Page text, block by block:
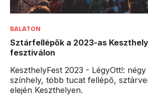
BALATON
Sztárfellépők a 2023-as
fesztiválon
KeszthelyFest 2023 - LégyOtt!:
színhely, több tucat fellépő,
elején Keszthelyen.